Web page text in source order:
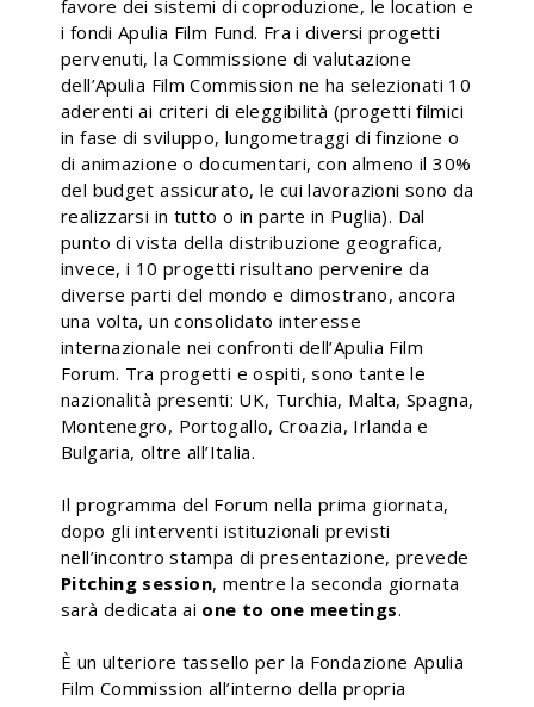
favore dei sistemi di coproduzione, le location e
i fondi Apulia Film Fund. Fra i diversi progetti
pervenuti, la Commissione di valutazione
dell’Apulia Film Commission ne ha selezionati 10
aderenti ai criteri di eleggibilità (progetti filmici
in fase di sviluppo, lungometraggi di finzione o
di animazione o documentari, con almeno il 30%
del budget assicurato, le cui lavorazioni sono da
realizzarsi in tutto o in parte in Puglia). Dal
punto di vista della distribuzione geografica,
invece, i 10 progetti risultano pervenire da
diverse parti del mondo e dimostrano, ancora
una volta, un consolidato interesse
internazionale nei confronti dell’Apulia Film
Forum. Tra progetti e ospiti, sono tante le
nazionalità presenti: UK, Turchia, Malta, Spagna,
Montenegro, Portogallo, Croazia, Irlanda e
Bulgaria, oltre all’Italia.
Il programma del Forum nella prima giornata,
dopo gli interventi istituzionali previsti
nell’incontro stampa di presentazione, prevede
Pitching session, mentre la seconda giornata
sarà dedicata ai one to one meetings.
È un ulteriore tassello per la Fondazione Apulia
Film Commission all’interno della propria